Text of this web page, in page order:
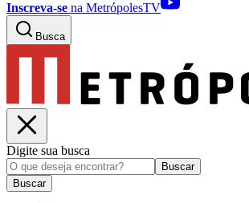
Inscreva-se na MetrópolesTV
Busca
Digite sua busca
Buscar
Buscar